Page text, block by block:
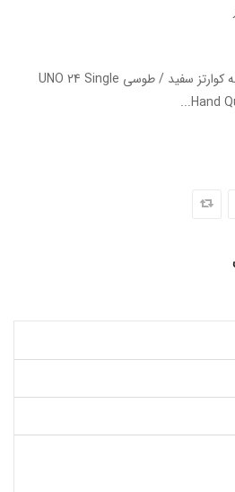
ساعت مچی تیتانیومی تک عقربه کوارتز سفید / طوسی UNO 24 Single
Hand